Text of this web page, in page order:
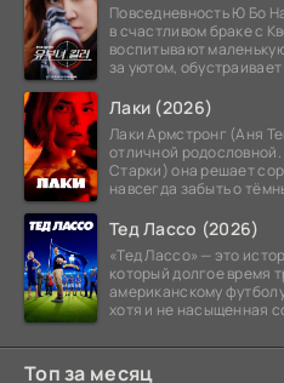
Повседневность Ю Бо
в счастливом браке с
воспитывают
за уютом,
Лаки (2026)
Лаки Армстронг (Аня
отличной
Старки) она решает
навсегда забыть о
Тед Лассо (2026)
«Тед Лассо» — это
который долгое время
американскому
хотя и не насыщенная
Топ за месяц